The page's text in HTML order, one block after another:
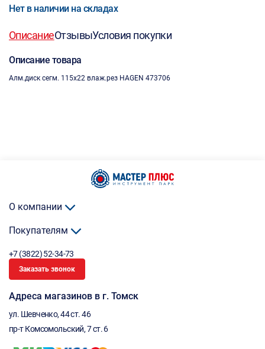
Нет в наличии на складах
ОписаниеОтзывыУсловия покупки
Описание товара
Алм.диск сегм. 115х22 влаж.рез HAGEN 473706
О компании
Покупателям
+7 (3822) 52-34-73
Заказать звонок
Адреса магазинов в г. Томск
ул. Шевченко, 44 ст. 46
пр-т Комсомольский, 7 ст. 6